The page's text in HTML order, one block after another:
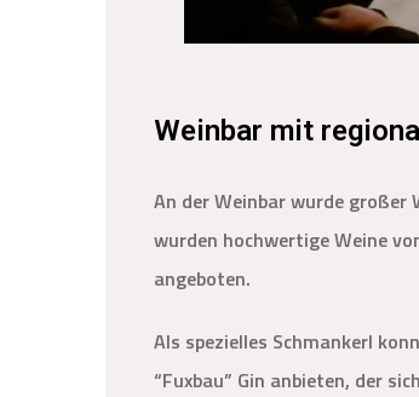
Weinbar mit
An der Weinbar wurde
wurden hochwertige Weine
angeboten.
Als spezielles Schmankerl
“Fuxbau” Gin anbieten, der